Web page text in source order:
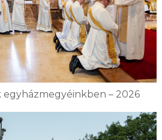
egyházmegyéinkben – 2026